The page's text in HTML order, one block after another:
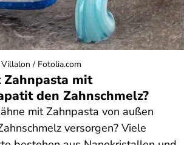
mit
den Zahnschmelz?
mit Zahnpasta von außen
versorgen? Viele
Villalon / Fotolia.com